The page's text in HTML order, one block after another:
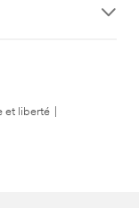
et liberté